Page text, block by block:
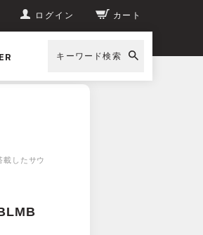
ログイン カート
キーワード検索
載したサウ